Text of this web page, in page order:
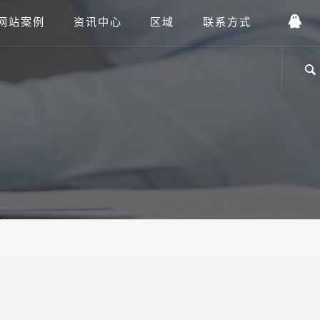
站案例 资讯中心 区域 联系方式